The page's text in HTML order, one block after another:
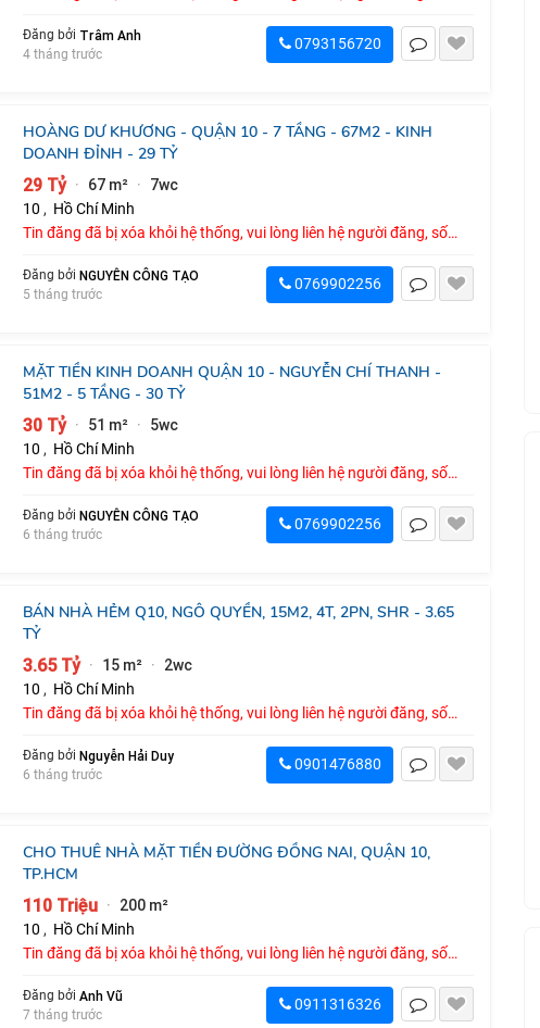
Đăng bởi Trâm Anh
4 tháng trước
0793156720
HOÀNG DƯ KHƯƠNG - QUẬN 10 - 7 TẦNG - 67M2 - KINH
DOANH ĐỈNH - 29 TỶ
29 Tỷ · 67 m² · 7wc
10 , Hồ Chí Minh
Tin đăng đã bị xóa khỏi hệ thống, vui lòng liên hệ người đăng, số
Đăng bởi NGUYỄN CÔNG TẠO
5 tháng trước
0769902256
MẶT TIỀN KINH DOANH QUẬN 10 - NGUYỄN CHÍ THANH -
51M2 - 5 TẦNG - 30 TỶ
30 Tỷ · 51 m² · 5wc
10 , Hồ Chí Minh
Tin đăng đã bị xóa khỏi hệ thống, vui lòng liên hệ người đăng, số
Đăng bởi NGUYỄN CÔNG TẠO
6 tháng trước
0769902256
BÁN NHÀ HẺM Q10, NGÔ QUYỀN, 15M2, 4T, 2PN, SHR - 3.65
TỶ
3.65 Tỷ · 15 m² · 2wc
10 , Hồ Chí Minh
Tin đăng đã bị xóa khỏi hệ thống, vui lòng liên hệ người đăng, số
Đăng bởi Nguyễn Hải Duy
6 tháng trước
0901476880
CHO THUÊ NHÀ MẶT TIỀN ĐƯỜNG ĐỒNG NAI, QUẬN 10,
TP.HCM
110 Triệu · 200 m²
10 , Hồ Chí Minh
Tin đăng đã bị xóa khỏi hệ thống, vui lòng liên hệ người đăng, số
Đăng bởi Anh Vũ
7 tháng trước
0911316326